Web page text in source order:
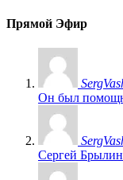
Прямой Эфир
Он был
Сергей